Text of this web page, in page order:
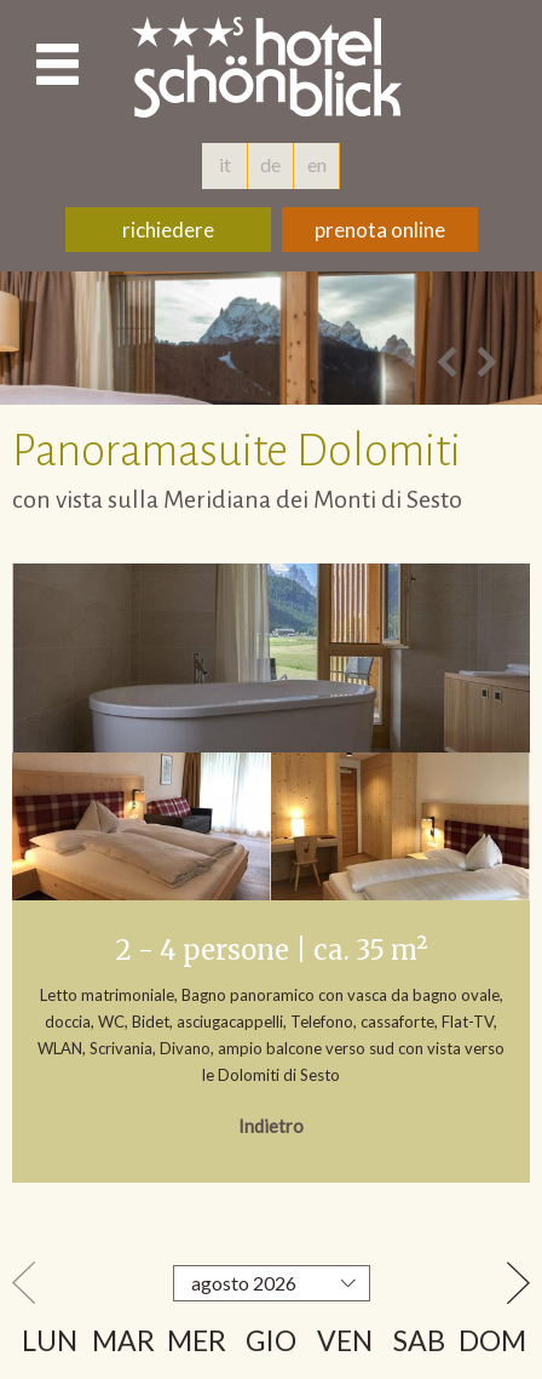
it de en
richiedere prenota online
Panoramasuite Dolomiti
con vista sulla Meridiana dei Monti di Sesto
2 - 4 persone | ca. 35 m²
Letto matrimoniale, Bagno panoramico con vasca da bagno ovale,
doccia, WC, Bidet, asciugacappelli, Telefono, cassaforte, Flat-TV,
WLAN, Scrivania, Divano, ampio balcone verso sud con vista verso
le Dolomiti di Sesto
Indietro